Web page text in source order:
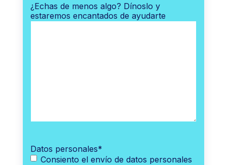
¿Echas de menos algo? Dínoslo y
estaremos encantados de ayudarte
Datos personales*
Consiento el envío de datos personales